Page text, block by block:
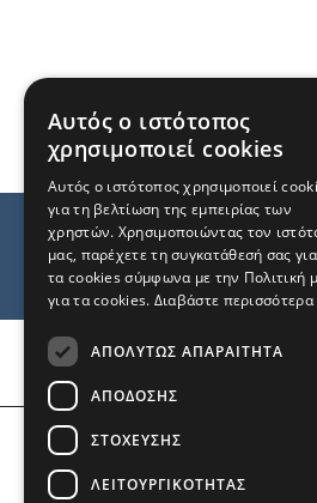
Αριθμός
Αυτός ο ιστότοπος
χρησιμοποιεί cookies
Αυτός ο ιστότοπος χρησιμοποιεί
για τη βελτίωση της εμπειρίας των
χρηστών. Χρησιμοποιώντας τον
μας, παρέχετε τη συγκατάθεσή σας
τα cookies σύμφωνα με την Πολιτική
για τα cookies. Διαβάστε περισσότερα
ΑΠΟΛΎΤΩΣ ΑΠΑΡΑΊΤΗΤΑ
ΑΠΌΔΟΣΗΣ
ΣΤΌΧΕΥΣΗΣ
ΛΕΙΤΟΥΡΓΙΚΌΤΗΤΑΣ